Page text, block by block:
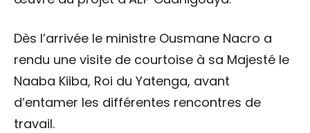
Dès l’arrivée le ministre Ousmane Nacro a
rendu une visite de courtoise à sa Majesté le
Naaba Kiiba, Roi du Yatenga, avant
d’entamer les différentes rencontres de
travail.